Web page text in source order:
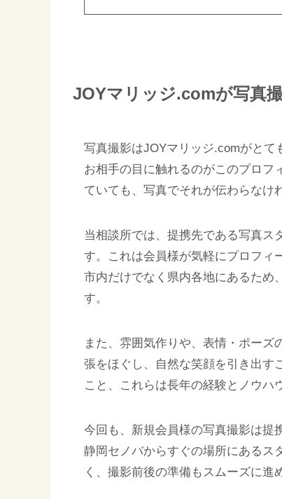
JOYマリッジ.comが写真
写真撮影はJOYマリッジ.comがと
お相手の目に触れるのがこのプロフ
ていても、写真でそれが伝わらなけ
当相談所では、提携先である写真ス
す。これは会員様が気軽にプロフィ
市内だけでなく県内各地にあるため
す。
また、雰囲気作りや、表情・ポー
張をほぐし、自然な笑顔を引き出す
こと、これらは長年の経験とノウハ
今回も、新規会員様の写真撮影は提
静岡セノバからすぐの場所にあるス
く、撮影前後の準備もスムーズに進